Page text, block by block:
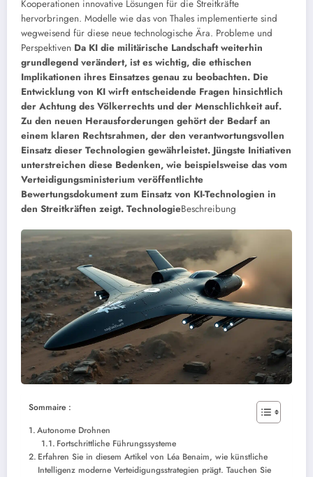
Kooperationen innovative Lösungen für die Streitkräfte
hervorbringen. Modelle wie das von Thales implementierte sind
wegweisend für diese neue technologische Ära. Probleme und
Perspektiven Da KI die militärische Landschaft weiterhin
grundlegend verändert, ist es wichtig, die ethischen
Implikationen ihres Einsatzes genau zu beobachten. Die
Entwicklung von KI wirft entscheidende Fragen hinsichtlich
der Achtung des Völkerrechts und der Menschlichkeit auf.
Zu den neuen Herausforderungen gehört der Bedarf an
einem klaren Rechtsrahmen, der den verantwortungsvollen
Einsatz dieser Technologien gewährleistet. Jüngste Initiativen
unterstreichen diese Bedenken, wie beispielsweise das vom
Verteidigungsministerium veröffentlichte
Bewertungsdokument zum Einsatz von KI-Technologien in
den Streitkräften zeigt. TechnologieBeschreibung
Sommaire :
Autonome Drohnen
Fortschrittliche Führungssysteme
Erfahren Sie in diesem Artikel von Léa Benaim, wie künstliche
Intelligenz moderne Verteidigungsstrategien prägt. Tauchen Sie